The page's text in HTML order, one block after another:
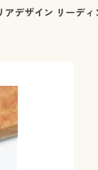
品
インテリア・家
ベッド
ン・ラグ・ファ
アデザイン リーディ